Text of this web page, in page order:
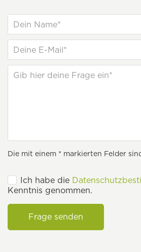
Die mit einem * markierten Felder
Ich habe die
Kenntnis genommen.
Frage senden